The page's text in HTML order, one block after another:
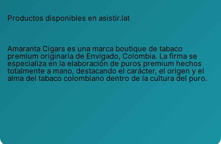
Productos disponibles en asistir.lat
Amaranta Cigars es una marca boutique de tabaco
premium originaria de Envigado, Colombia. La firma se
especializa en la elaboración de puros premium hechos
totalmente a mano, destacando el carácter, el origen y el
alma del tabaco colombiano dentro de la cultura del puro.